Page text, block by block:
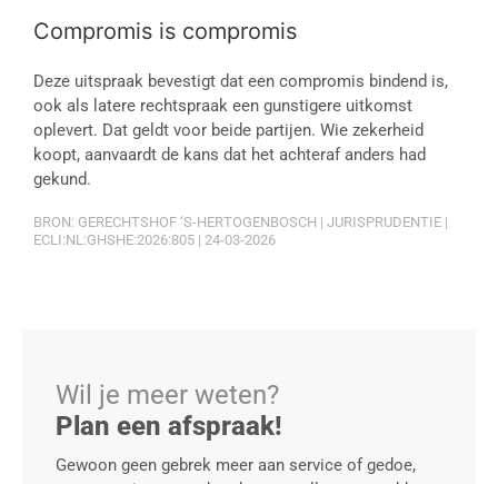
Compromis is compromis
Deze uitspraak bevestigt dat een compromis bindend is,
ook als latere rechtspraak een gunstigere uitkomst
oplevert. Dat geldt voor beide partijen. Wie zekerheid
koopt, aanvaardt de kans dat het achteraf anders had
gekund.
BRON: GERECHTSHOF ‘S-HERTOGENBOSCH | JURISPRUDENTIE |
ECLI:NL:GHSHE:2026:805 | 24-03-2026
Wil je meer weten?
Plan een afspraak!
Gewoon geen gebrek meer aan service of gedoe,